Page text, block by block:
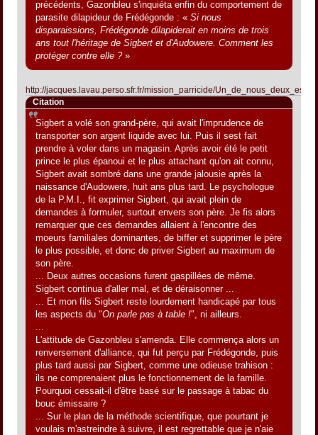
précédents, Gazonbleu s'inquiéta enfin du comportement de
parasite dilapideur de Frédégonde : «Si nous
disparaissions, Frédégonde dilapiderait en moins de trois
ans tout l'héritage de Sigbert et d'Audowere. Comment les
protéger contre elle ?»
http://jacques.lavau.perso.sfr.fr/mission_parricide/
Citation
Sigbert a volé son grand-père, qui avait l'imprudence de
transporter son argent liquide avec lui. Puis il sest fait
prendre à voler dans un magasin. Après avoir été le petit
prince le plus épanoui et le plus attachant qu'on ait connu,
Sigbert avait sombré dans une grande jalousie après la
naissance d'Audowere, huit ans plus tard. Le psychologue
de la P.M.I., fit exprimer Sigbert, qui avait plein de
demandes à formuler, surtout envers son père. Je fis alors
remarquer que ces demandes allaient à l'encontre des
moeurs familiales dominantes, de biffer et supprimer le père
le plus possible, et donc de priver Sigbert au maximum de
son père.
... Deux autres occasions furent gaspillées de même.
Sigbert continua d'aller mal, et de déraisonner ...
... Et mon fils Sigbert reste lourdement handicapé par tous
les aspects du "On parle pas à table !", ni ailleurs.
L'attitude de Gazonbleu s'amenda. Elle commença alors un
renversement d'alliance, qui fut perçu par Frédégonde, puis
plus tard aussi par Sigbert, comme une odieuse trahison :
ils ne comprenaient plus le fonctionnement de la famille.
Pourquoi cessait-il d'être basé sur le passage à tabac du
bouc émissaire ?
... Sur le plan de la méthode scientifique, que pourtant je
voulais m'astreindre à suivre, il est regrettable que je n'aie